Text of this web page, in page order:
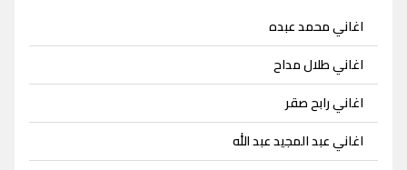
اغاني محمد عبده
اغاني طلال مداح
اغاني رابح صقر
اغاني عبد المجيد عبد الله